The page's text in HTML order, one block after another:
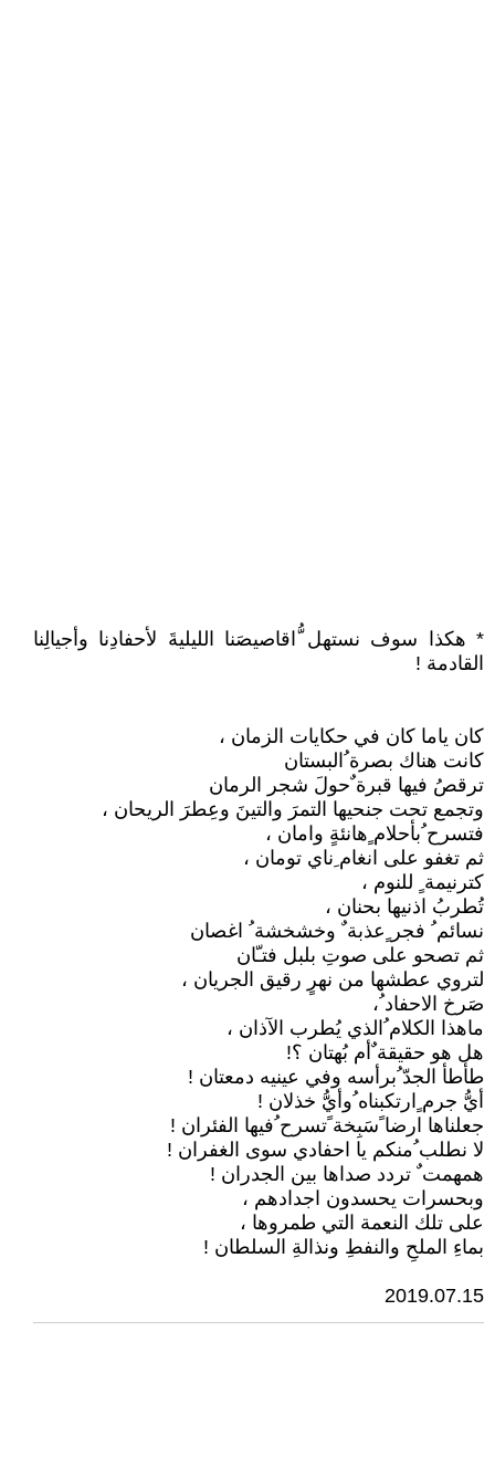
* هكذا سوف نستهل ُّاقاصيصَنا الليليةَ لأحفادِنا وأجيالِنا
القادمة !
كان ياما كان في حكايات الزمان ،
كانت هناك بصرة ُالبستان
ترقصُ فيها قبرة ٌحولَ شجر الرمان
وتجمع تحت جنحيها التمرَ والتينَ وعِطرَ الريحان ،
فتسرح ُبأحلام ٍهانئةٍ وامان ،
ثم تغفو على انغام ِناي تومان ،
كترنيمة ٍ للنوم ،
تُطربُ اذنيها بحنان ،
نسائم ُ فجر ٍعذبة ٌ وخشخشة ُ اغصان
ثم تصحو على صوتِ بلبل فتـّان
لتروي عطشها من نهرٍ رقيق الجريان ،
صَرخ الاحفاد ُ،
ماهذا الكلام ُالذي يُطرب الآذان ،
هل هو حقيقة ٌأم بُهتان ؟!
طأطأ الجدّ ُبرأسه وفي عينيه دمعتان !
أيُّ جرم ٍارتكبناه ُوأيُّ خذلان !
جعلناها ارضا ًسَبِخة ًتسرح ُفيها الفئران !
لا نطلب ُمنكم يا احفادي سوى الغفران !
همهمت ٌ تردد صداها بين الجدران !
وبحسرات يحسدون اجدادهم ،
على تلك النعمة التي طمروها ،
بماءِ الملحِ والنفطِ ونذالةِ السلطان !
2019.07.15